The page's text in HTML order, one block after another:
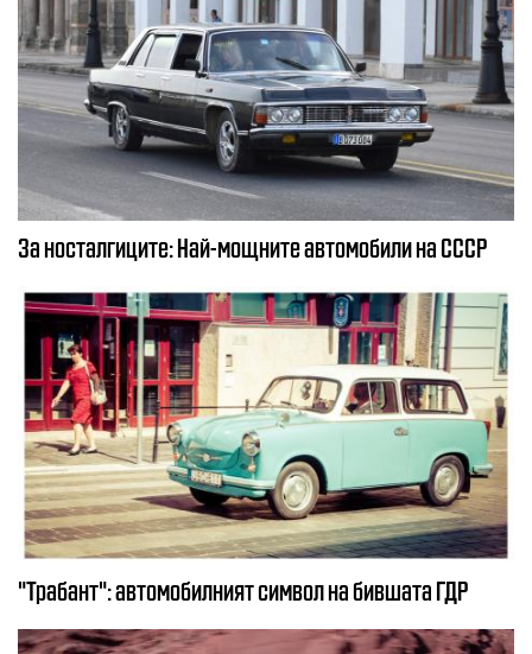
За носталгиците: Най-мощните автомобили на СССР
"Трабант": автомобилният символ на бившата ГДР